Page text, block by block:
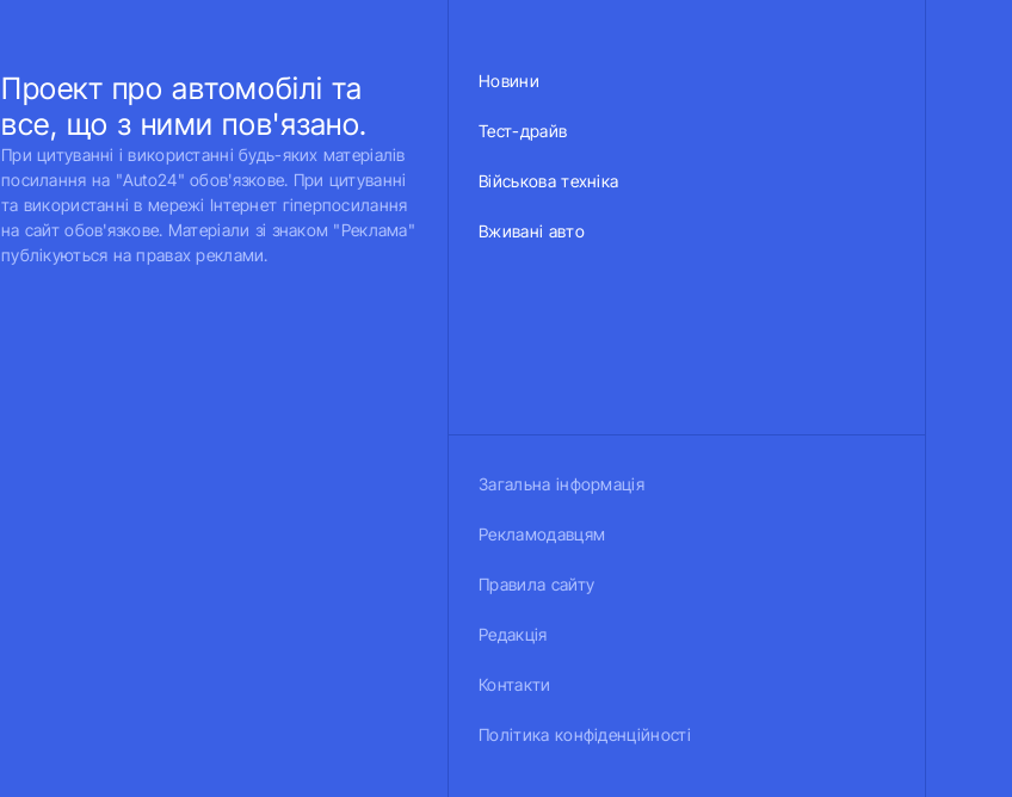
Проект про автомобілі та
все, що з ними пов'язано.
При цитуванні і використанні будь-яких матеріалів
посилання на "Auto24" обов'язкове. При цитуванні
та використанні в мережі Інтернет гіперпосилання
на сайт обов'язкове. Матеріали зі знаком "Реклама"
публікуються на правах реклами.
Новини
Тест-драйв
Військова техніка
Вживані авто
Загальна інформація
Рекламодавцям
Правила сайту
Редакція
Контакти
Політика конфіденційності